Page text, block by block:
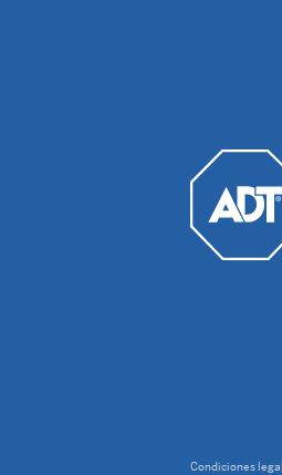
Condiciones